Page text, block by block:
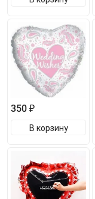
350 ₽
В корзину